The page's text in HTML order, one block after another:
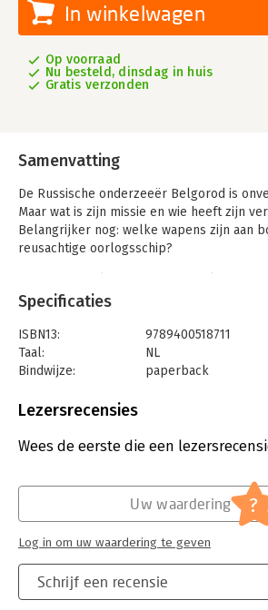
In winkelwagen
Op voorraad
Nu besteld, dinsdag in huis
Gratis verzonden
Samenvatting
De Russische onderzeeër Belgorod is
Maar wat is zijn missie en wie heeft zijn
Belangrijker nog: welke wapens zijn aan
reusachtige oorlogsschip?
incident met de Sovjet-onderzeeër Red
afliep dankzij een jonge CIA-analist
Ryan president van de Verenigde Staten.
om achter de plannen van de
komen, komt op de schouders van een
Specificaties
ISBN13:
9789400518711
Taal:
NL
Bindwijze:
paperback
Uitgever:
Verschijningsdatum:
10-3-2026
Thrillers en spanning
Jack Ryan
Lezersrecensies
Wees de eerste die een
Schrijf een recensie
Uw waardering ?
Log in om uw waardering te geven